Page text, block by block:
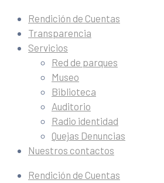
Rendición de Cuentas
Transparencia
Servicios
Red de parques
Museo
Biblioteca
Auditorio
Radio identidad
Quejas Denuncias
Nuestros contactos
Rendición de Cuentas